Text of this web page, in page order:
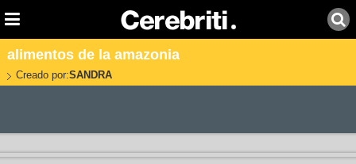
alimentos de la amazonia
Creado por:SANDRA